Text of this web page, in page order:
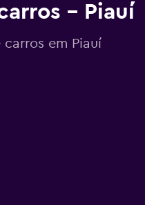
– Piauí
em Piauí